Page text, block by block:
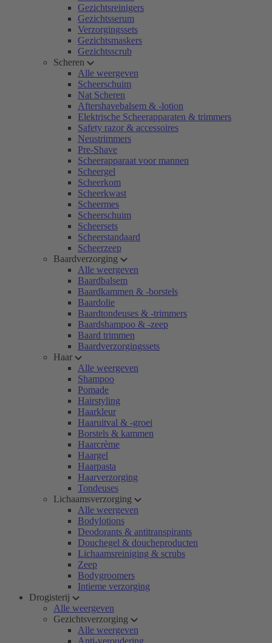
Gezichtsreinigers
Gezichtsserum
Verzorgingssets
Gezichtsmaskers
Gezichtsscrub
Scheren
Alle weergeven
Scheerschuim
Nat Scheren
Aftershavebalsem & -lotion
Elektrische Scheerapparaten & trimmers
Safety razor & accessoires
Neustrimmers
Pre-Shave
Scheerapparaat voor mannen
Scheergel
Scheerkom
Scheerkwast
Scheermes
Scheerschuim
Scheersets
Scheerstandaard
Scheerzeep
Baardverzorging
Alle weergeven
Baardbalsem
Baardkammen & -borstels
Baardolie
Baardtondeuses & -trimmers
Baardshampoo & -zeep
Baard trimmen
Baardverzorgingssets
Haar
Alle weergeven
Shampoo
Pomade
Hairstyling
Haarkleur
Haaruitval & -groei
Borstels & kammen
Haarcrème
Haargel
Haarpasta
Haarverzorging
Tondeuses
Lichaamsverzorging
Alle weergeven
Bodylotions
Deodorants & antitranspirants
Douchegel & doucheproducten
Lichaamsreiniging & scrubs
Zeep
Bodygroomers
Intieme verzorging
Drogisterij
Alle weergeven
Gezichtsverzorging
Alle weergeven
Anti-veroudering